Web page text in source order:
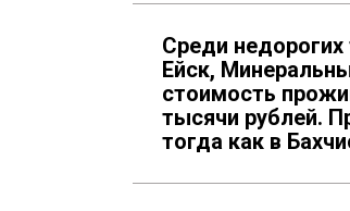
Среди недорогих
Ейск,
стоимость
тысячи рублей.
тогда как в